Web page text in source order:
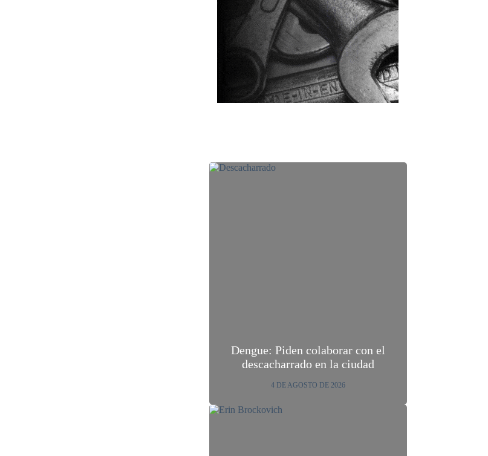
Dengue: Piden colaborar con el
descacharrado en la ciudad
4 DE AGOSTO DE 2026